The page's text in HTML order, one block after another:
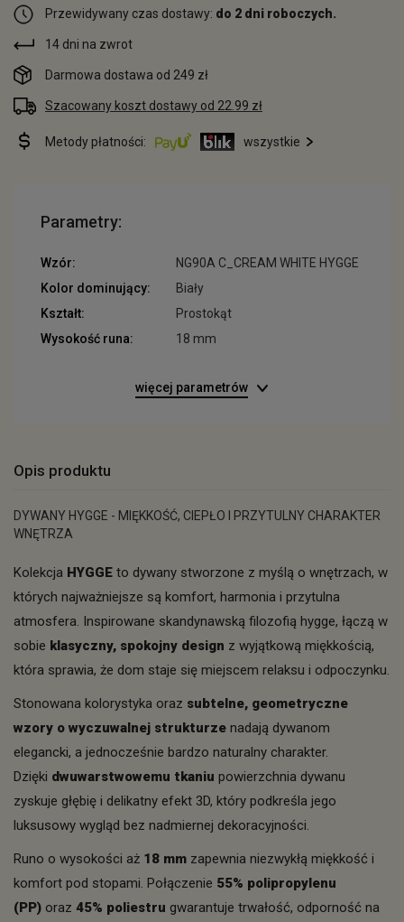
Przewidywany czas dostawy: do 2 dni roboczych.
14 dni na zwrot
Darmowa dostawa od 249 zł
Szacowany koszt dostawy od 22.99 zł
Metody płatności: wszystkie
Parametry:
Wzór:
NG90A C_CREAM WHITE HYGGE
Kolor dominujący:
Biały
Kształt:
Prostokąt
Wysokość runa:
18 mm
więcej parametrów
Opis produktu
DYWANY HYGGE - MIĘKKOŚĆ, CIEPŁO I PRZYTULNY CHARAKTER
WNĘTRZA
Kolekcja HYGGE to dywany stworzone z myślą o wnętrzach, w
których najważniejsze są komfort, harmonia i przytulna
atmosfera. Inspirowane skandynawską filozofią hygge, łączą w
sobie klasyczny, spokojny design z wyjątkową miękkością,
która sprawia, że dom staje się miejscem relaksu i odpoczynku.
Stonowana kolorystyka oraz subtelne, geometryczne
wzory o wyczuwalnej strukturze nadają dywanom
elegancki, a jednocześnie bardzo naturalny charakter.
Dzięki dwuwarstwowemu tkaniu powierzchnia dywanu
zyskuje głębię i delikatny efekt 3D, który podkreśla jego
luksusowy wygląd bez nadmiernej dekoracyjności.
Runo o wysokości aż 18 mm zapewnia niezwykłą miękkość i
komfort pod stopami. Połączenie 55% polipropylenu
(PP) oraz 45% poliestru gwarantuje trwałość, odporność na